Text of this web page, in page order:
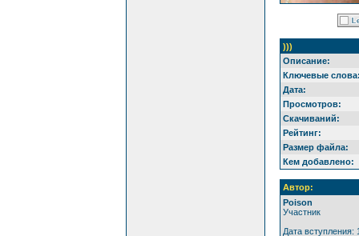
)))
Описание:
Ключевые
Дата:
Просмотров:
Скачиваний:
Рейтинг:
Размер файла:
Кем добавлено:
Автор:
Poison
Участник
Дата вступления: